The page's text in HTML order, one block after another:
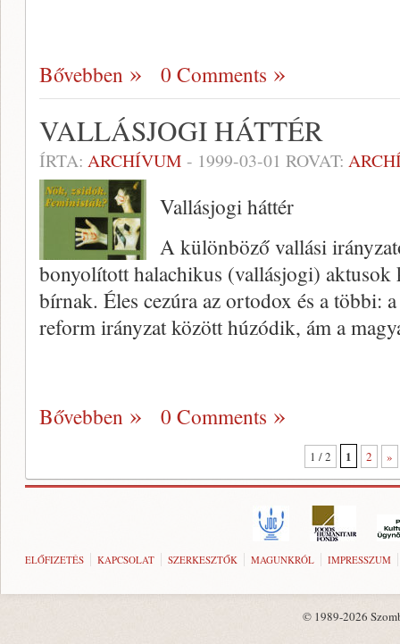
Bővebben 0 Comments
VALLÁSJOGI HÁTTÉR
ÍRTA: ARCHÍVUM - 1999-03-01 ROVAT:
Vallásjogi háttér
A különböző vallási
bonyolított halachikus (vallásjogi) aktusok
bírnak. Éles cezú­ra az ortodox és a többi:
reform irányzat között húzódik, ám a
Bővebben 0 Comments
1 / 2 1 2 »
ELŐFIZETÉS KAPCSOLAT SZERKESZTŐK MAGUNKRÓL IMPRESSZUM
© 1989-2026